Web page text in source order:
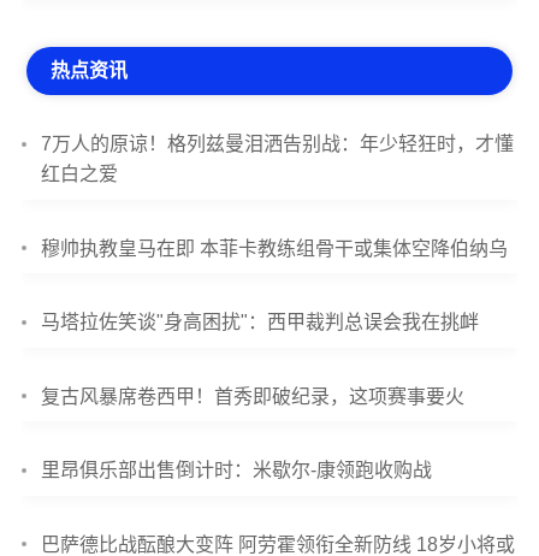
热点资讯
7万人的原谅！格列兹曼泪洒告别战：年少轻狂时，才懂
红白之爱
穆帅执教皇马在即 本菲卡教练组骨干或集体空降伯纳乌
马塔拉佐笑谈"身高困扰"：西甲裁判总误会我在挑衅
复古风暴席卷西甲！首秀即破纪录，这项赛事要火
里昂俱乐部出售倒计时：米歇尔-康领跑收购战
巴萨德比战酝酿大变阵 阿劳霍领衔全新防线 18岁小将或